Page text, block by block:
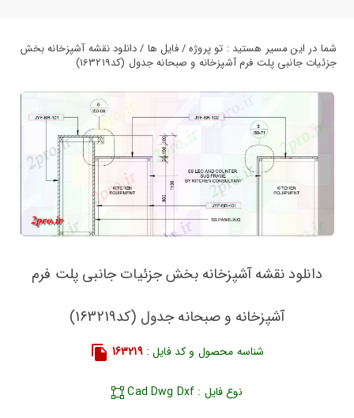
شما در این مسیر هستید : تو پروژه / فایل ها / دانلود نقشه آشپزخانه بخش
جزئیات جانبی پلت فرم آشپزخانه و صبحانه جدول (کد163219)
دانلود نقشه آشپزخانه بخش جزئیات جانبی پلت فرم
آشپزخانه و صبحانه جدول (کد163219)
شناسه محصول و کد فایل :163219
نوع فایل : Cad Dwg Dxf